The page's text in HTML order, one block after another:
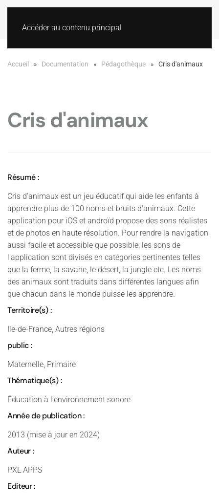
Accéder au contenu principal
Accueil Documentation Pédagothèque Cris d'animaux
Cris d'animaux
Résumé :
Cris d'animaux est un jeu éducatif qui aide les enfants à
apprendre plus de 100 noms et bruits d'animaux. Cette
application pour iOS et androïd propose des sons réalistes
et de photos en haute résolution. Pour rendre la navigation
aussi facile et accessible que possible, les sons de
l'application sont divisés en catégories pertinentes telles
que la ferme, la savane, le désert, la jungle etc. Les noms
des animaux sont traduits dans différentes langues afin
que chacun dans le monde puisse les apprendre.
Territoire(s) :
Ile-de-France, Autres régions
public :
Maternelle, Primaire
Thématique(s) :
Éducation à l'environnement sonore
Année de publication :
2013 (mise à jour en 2024)
Auteur :
PXL APPS
Editeur :